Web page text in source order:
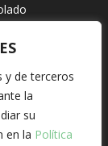
y de terceros
la
su
en la Política